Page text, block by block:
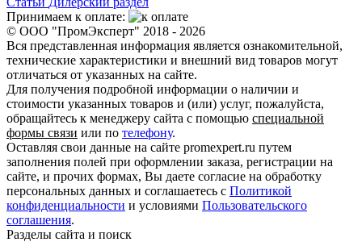
Принимаем к оплате:
© ООО "ПромЭксперт" 2018 - 2026
Вся представленная информация является ознакомительной,
технические характеристики и внешний вид товаров могут
отличаться от указанных на сайте.
Для получения подробной информации о наличии и
стоимости указанных товаров и (или) услуг, пожалуйста,
обращайтесь к менеджеру сайта с помощью специальной
формы связи или по телефону.
Оставляя свои данные на сайте promexpert.ru путем
заполнения полей при оформлении заказа, регистрации на
сайте, и прочих формах, Вы даете согласие на обработку
персональных данных и соглашаетесь с Политикой
конфиденциальности и условиями Пользовательского
соглашения.
Разделы сайта и поиск